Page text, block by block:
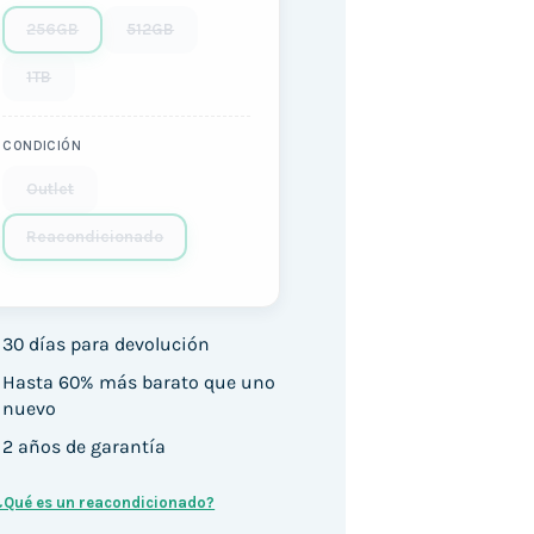
256GB 512GB
1TB
CONDICIÓN
Outlet
Reacondicionado
30 días para devolución
Hasta 60% más barato que uno
nuevo
2 años de garantía
es un reacondicionado?